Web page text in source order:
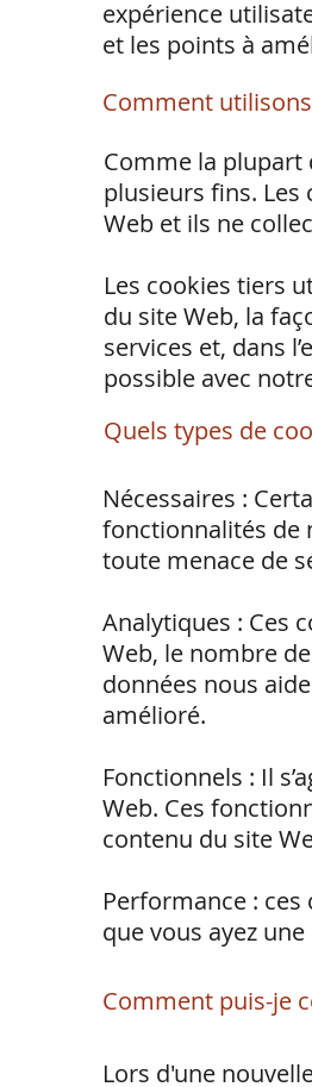
expérience
et les points à
Comment
Comme la plupart
plusieurs fins.
Web et ils ne
Les cookies tiers
du site Web, la
services et, dans
possible avec
Quels types de
Nécessaires :
fonctionnalités de
toute menace de
Analytiques : Ces
Web, le nombre
données nous
amélioré.
Fonctionnels : Il
Web. Ces
contenu du site
Performance :
que vous ayez
Comment puis-je
Lors d'une